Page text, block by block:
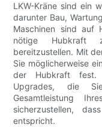
LKW-Kräne sind ein
darunter Bau,
Maschinen sind auf
nötige Hubkraft
bereitzustellen. Mit
Sie möglicherweise
der Hubkraft fest.
Upgrades, die
Gesamtleistung
sicherzustellen,
entspricht.